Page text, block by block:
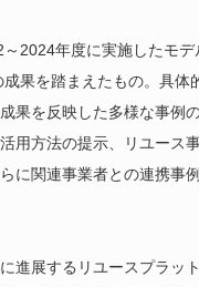
2024年度に実施したモデ
果を踏まえたもの。具体
果を反映した多様な事例
用方法の提示、リユース
に関連事業者との連携事
進展するリユースプラッ